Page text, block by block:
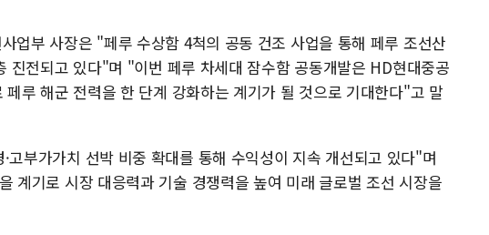
업부 사장은 "페루 수상함 4척의 공동 건조 사업을 통해 페루 조선산
진전되고 있다"며 "이번 페루 차세대 잠수함 공동개발은 HD현대중공
루 해군 전력을 한 단계 강화하는 계기가 될 것으로 기대한다"고 말
고부가가치 선박 비중 확대를 통해 수익성이 지속 개선되고 있다"며
계기로 시장 대응력과 기술 경쟁력을 높여 미래 글로벌 조선 시장을